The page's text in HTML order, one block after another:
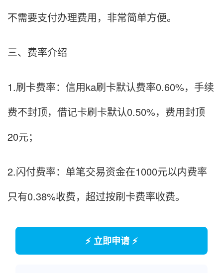
不需要支付办理费用，非常简单方便。
三、费率介绍
1.刷卡费率：信用ka刷卡默认费率0.60%，手续
费不封顶，借记卡刷卡默认0.50%，费用封顶
20元；
2.闪付费率：单笔交易资金在1000元以内费率
只有0.38%收费，超过按刷卡费率收费。
⚡ 立即申请 ⚡